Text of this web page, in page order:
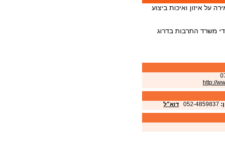
על איזון ואיכות ביצוע
משרד התרבות בדרוג
http://
052-4859837 דוא"ל